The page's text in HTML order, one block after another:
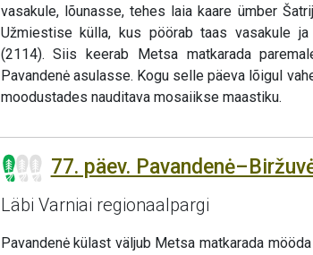
vasakule, lõunasse, tehes laia kaare ümber
Užmiestise külla, kus pöörab taas vasakule
(2114). Siis keerab Metsa matkarada
Pavandenė asulasse. Kogu selle päeva lõigul
moodustades nauditava mosaiikse maastiku.
77. päev.
Läbi Varniai regionaalpargi
Pavandenė külast väljub Metsa matkarada